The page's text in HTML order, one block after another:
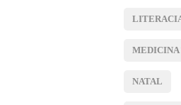
MEDICINA
NATAL